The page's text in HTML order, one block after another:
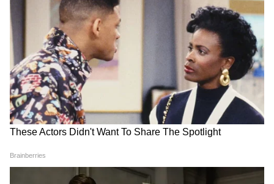
यह भी पढ़ें :'पेद्दी' में जान्हवी कपूर के ऐसे सीन कि
मच गया बवाल! अब डायरेक्टर ने दी यह सफाई
देवरा पार्ट 1 में जूनियर एनटीआर के साथ रोमांस ने खींचा
ध्यान
समुद्र की तरह क्यों हिल रहा था मोरबी के कुएं का
पानी? खुल गया सबसे बड़ा राज